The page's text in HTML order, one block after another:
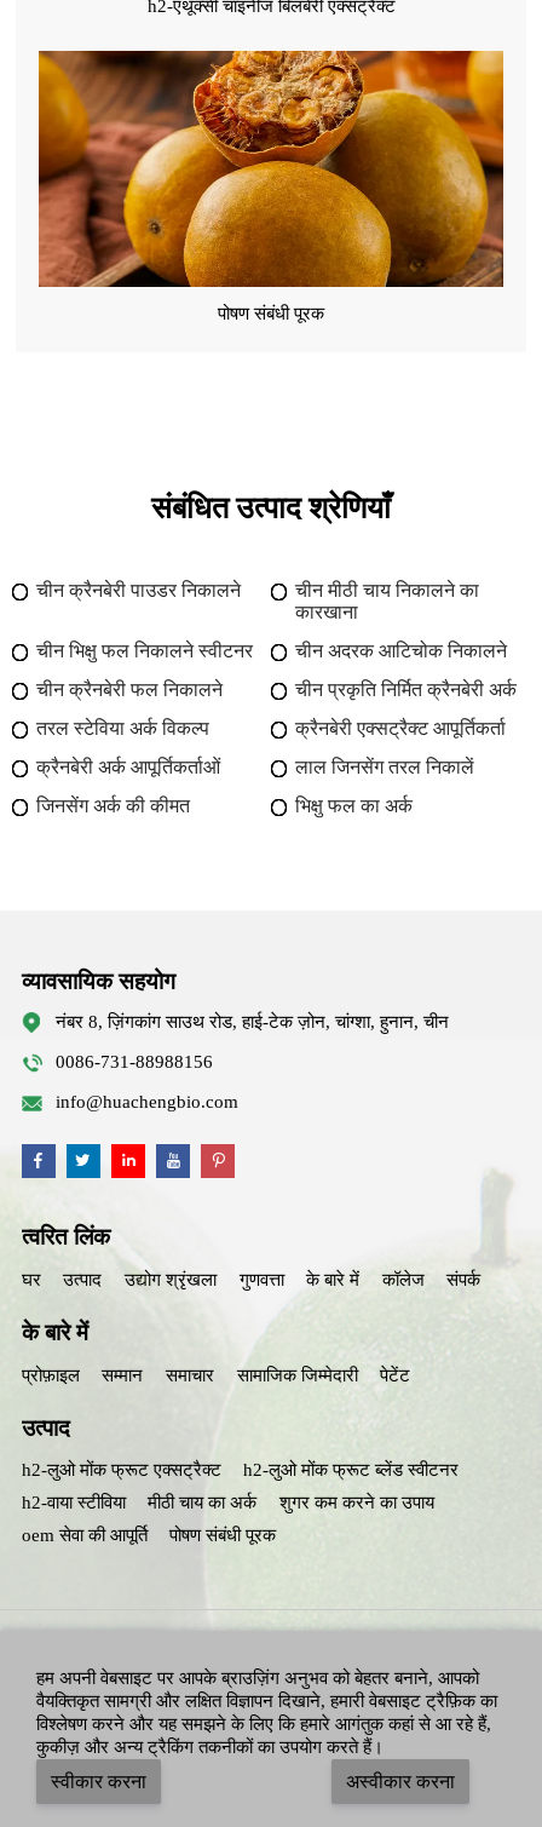
h2-एंथूक्सी चाइनीज बिलबेरी एक्सट्रैक्ट
पोषण संबंधी पूरक
संबंधित उत्पाद श्रेणियाँ
चीन क्रैनबेरी पाउडर निकालने
चीन मीठी चाय निकालने का
कारखाना
चीन भिक्षु फल निकालने स्वीटनर
चीन अदरक आटिचोक निकालने
चीन क्रैनबेरी फल निकालने
चीन प्रकृति निर्मित क्रैनबेरी अर्क
तरल स्टेविया अर्क विकल्प
क्रैनबेरी एक्सट्रैक्ट आपूर्तिकर्ता
क्रैनबेरी अर्क आपूर्तिकर्ताओं
लाल जिनसेंग तरल निकालें
जिनसेंग अर्क की कीमत
भिक्षु फल का अर्क
व्यावसायिक सहयोग
नंबर 8, ज़िंगकांग साउथ रोड, हाई-टेक ज़ोन, चांग्शा, हुनान, चीन
0086-731-88988156
info@huachengbio.com
त्वरित लिंक
घर उत्पाद उद्योग श्रृंखला गुणवत्ता के बारे में कॉलेज संपर्क
के बारे में
प्रोफ़ाइल सम्मान समाचार सामाजिक जिम्मेदारी पेटेंट
उत्पाद
h2-लुओ मोंक फ्रूट एक्सट्रैक्ट
h2-लुओ मोंक फ्रूट ब्लेंड स्वीटनर
h2-वाया स्टीविया
मीठी चाय का अर्क
शुगर कम करने का उपाय
oem सेवा की आपूर्ति
पोषण संबंधी पूरक
सभी अधिकार सुरक्षित: हुनान हुआचेंग बायोटेक, इंक. एडेलन न्यूट्रिशन, इंक.
साइट मैप
नियम और शर्तें|ब्लॉग
हम अपनी वेबसाइट पर आपके ब्राउज़िंग अनुभव को बेहतर बनाने, आपको
वैयक्तिकृत सामग्री और लक्षित विज्ञापन दिखाने, हमारी वेबसाइट ट्रैफ़िक का
विश्लेषण करने और यह समझने के लिए कि हमारे आगंतुक कहां से आ रहे हैं,
कुकीज़ और अन्य ट्रैकिंग तकनीकों का उपयोग करते हैं।
स्वीकार करना अस्वीकार करना